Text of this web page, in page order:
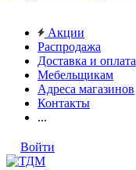
Акции
Распродажа
Доставка и оплата
Мебельщикам
Адреса магазинов
Контакты
...
Войти